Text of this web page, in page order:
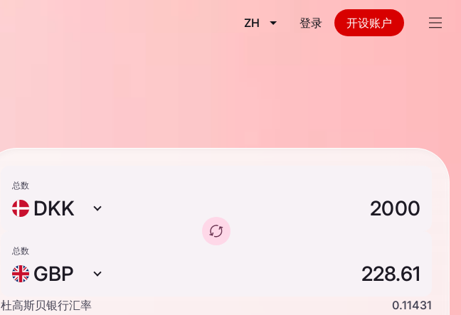
ZH 登录 开设账户
总数
DKK
总数
GBP
杜高斯贝银行汇率
0.11431